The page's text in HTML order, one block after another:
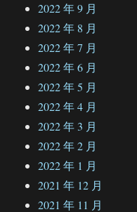
2022 年 9 月
2022 年 8 月
2022 年 7 月
2022 年 6 月
2022 年 5 月
2022 年 4 月
2022 年 3 月
2022 年 2 月
2022 年 1 月
2021 年 12 月
2021 年 11 月